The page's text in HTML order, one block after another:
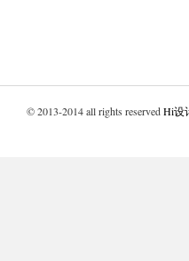
© 2013-2014 all rights reservedHi设